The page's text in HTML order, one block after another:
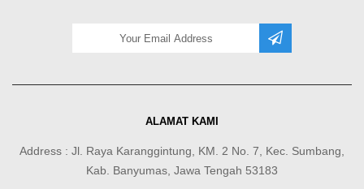
ALAMAT KAMI
Address : Jl. Raya Karanggintung, KM. 2 No. 7, Kec. Sumbang,
Kab. Banyumas, Jawa Tengah 53183